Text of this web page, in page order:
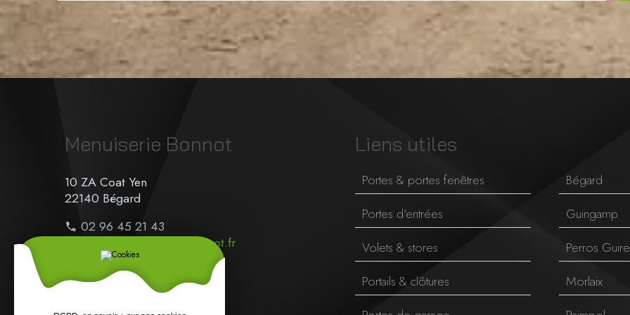
Menuiserie Bonnot
10 ZA Coat Yen
22140 Bégard
02 96 45 21 43
contact@menuiseriebonnot.fr
sav@menuiseriebonnot.fr
Liens utiles
Portes & portes fenêtres
Bégard
Portes d'entrées
Guingamp
Volets & stores
Perros
Portails & clôtures
Morlaix